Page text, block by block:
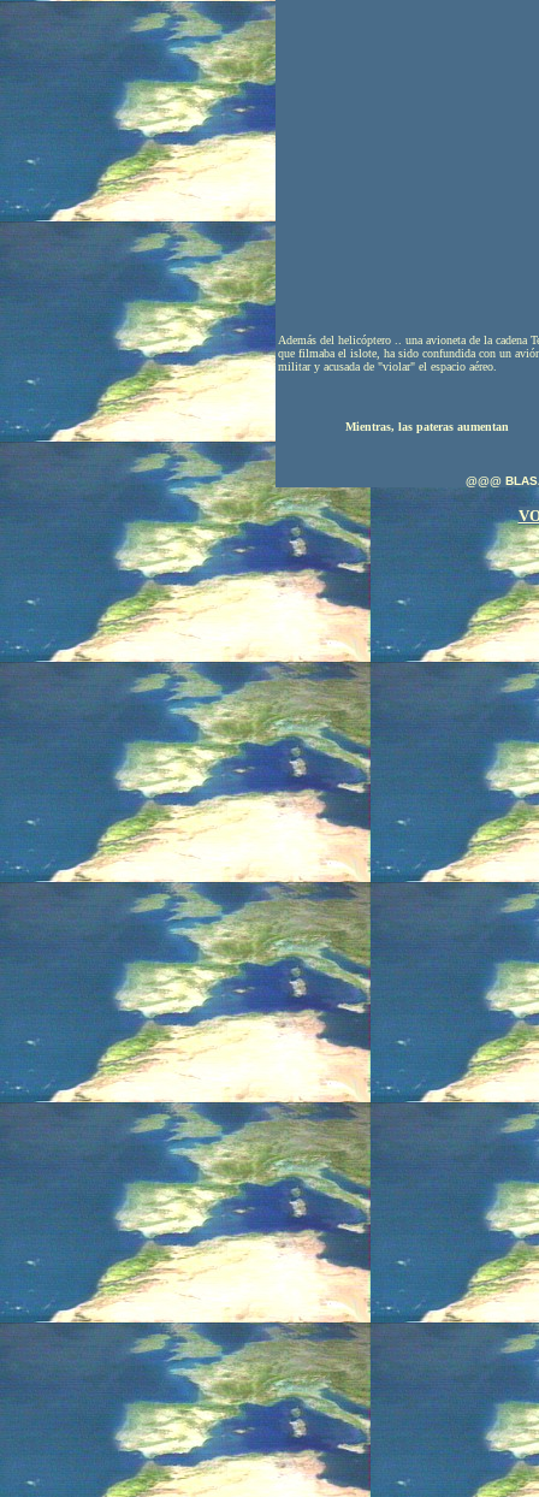
Además del helicóptero .. una avioneta de la cadena
que filmaba el islote, ha sido confundida con un
militar y acusada de "violar" el espacio aéreo.
Mientras, las pateras aumentan
@@@